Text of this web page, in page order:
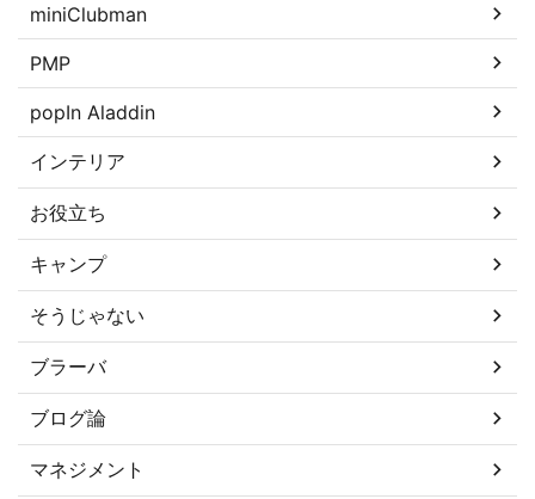
miniClubman
PMP
popIn Aladdin
インテリア
お役立ち
キャンプ
そうじゃない
ブラーバ
ブログ論
マネジメント